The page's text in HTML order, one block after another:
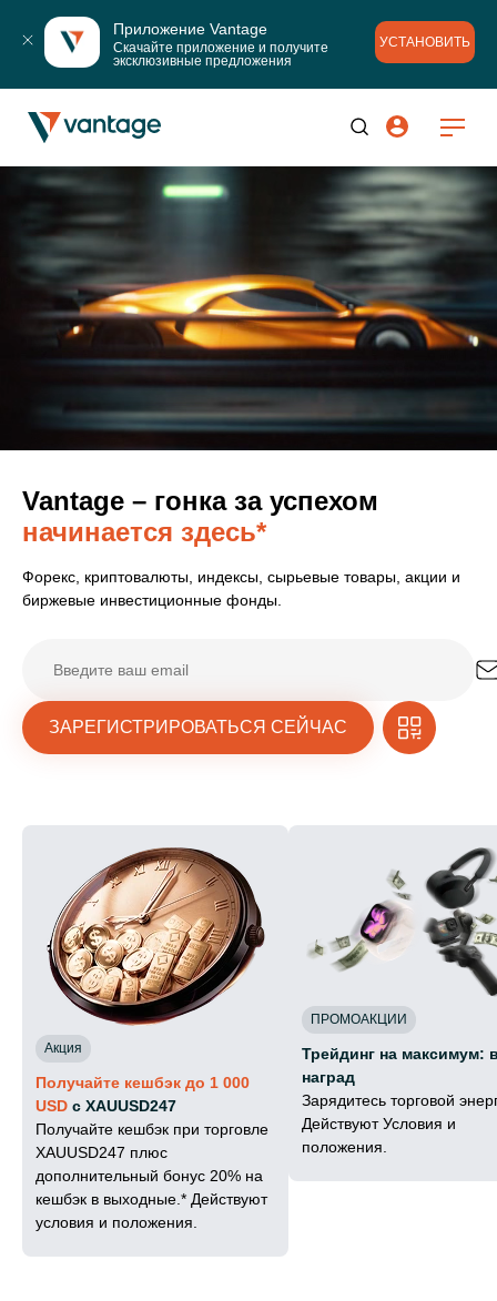
Приложение Vantage
Скачайте приложение и получите
эксклюзивные предложения
УСТАНОВИТЬ
Vantage – гонка за успехом
начинается здесь*
Форекс, криптовалюты, индексы, сырьевые товары, акции и
биржевые инвестиционные фонды.
ЗАРЕГИСТРИРОВАТЬСЯ СЕЙЧАС
Акция
Получайте кешбэк до 1 000
USD с XAUUSD247
Получайте кешбэк при торговле
XAUUSD247 плюс
дополнительный бонус 20% на
кешбэк в выходные.* Действуют
условия и положения.
ПРОМОАКЦИИ
Трейдинг на максимум:
наград
Зарядитесь торговой
Действуют Условия и
положения.